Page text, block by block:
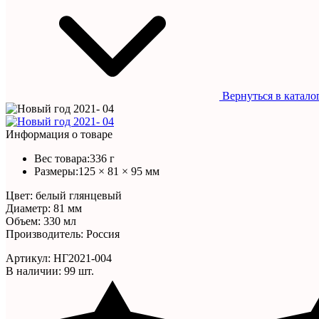
Вернуться в
Информация о товаре
Вес товара:336 г
Размеры:125 × 81 × 95 мм
Цвет: белый глянцевый
Диаметр: 81 мм
Объем: 330 мл
Производитель: Россия
Артикул: НГ2021-004
В наличии: 99 шт.